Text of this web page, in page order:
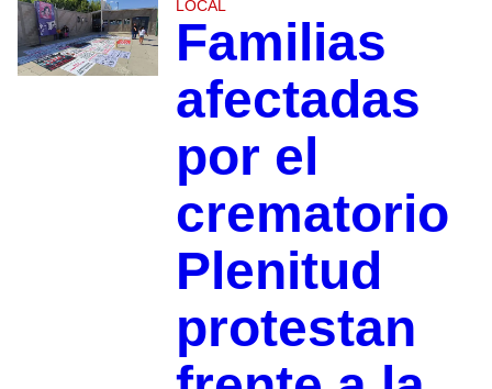
LOCAL
Familias
afectadas
por el
crematorio
Plenitud
protestan